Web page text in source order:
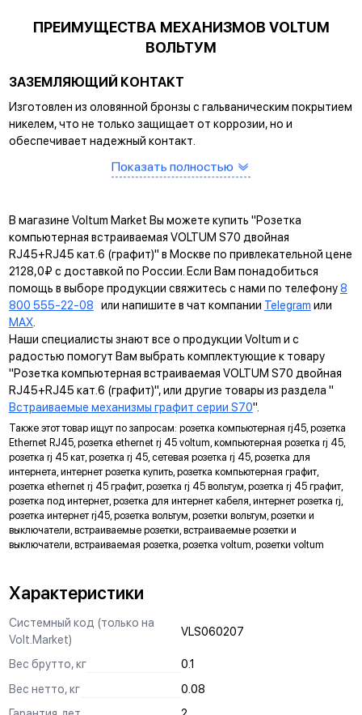
ПРЕИМУЩЕСТВА МЕХАНИЗМОВ VOLTUM
ВОЛЬТУМ
ЗАЗЕМЛЯЮЩИЙ КОНТАКТ
Изготовлен из оловянной бронзы с гальваническим покрытием
никелем, что не только защищает от коррозии, но и
обеспечивает надежный контакт.
САМОЗАЖИМНЫЕ КЛЕММЫ
КРЕПЛЕНИЕ EASY CLICK
Обеспечивает быстрое и легкое соединение механизма с
рамкой. Восемь фиксаторов по периметру нивелируют
неровности стены и надежно удерживают конструкцию.
УНИВЕРСАЛЬНЫЙ МОНТАЖ
Суппорт поддерживает установку механизма в
многопостовые рамки как по горизонтали, так и по вертикали.
ДИАГОНАЛЬНЫЕ ОТВЕРСТИЯ СУППОРТА
Предназначены для удобного крепления механизмов в
нестандартных условиях, не требующих применения
подрозетников.
МАРКИРОВКА
Метка для точного определения длины зачистки изоляции
проводов, упрощающая и ускоряющая процесс монтажа.
АНКЕРНОЕ КРЕПЛЕНИЕ
монтажу и не выпадая из свободного положения.
ЗАЩИТА
Механизм выполнен с учетом защиты проводов от
повреждений при установке, обеспечивая безопасную
эксплуатацию и исключая вероятность замыкания на детали
корпуса.
Показать полностью
В магазине Voltum Market Вы можете купить "Розетка
компьютерная встраиваемая VOLTUM S70 двойная
RJ45+RJ45 кат.6 (графит)" в Москве по привлекательной цене
2128,0₽ с доставкой по России. Если Вам понадобиться
помощь в выборе продукции свяжитесь с нами по телефону8
800 555-22-08 или напишите в чат компании Telegram или
MAX.
Наши специалисты знают все о продукции Voltum и с
радостью помогут Вам выбрать комплектующие к товару
"Розетка компьютерная встраиваемая VOLTUM S70 двойная
RJ45+RJ45 кат.6 (графит)", или другие товары из раздела "
Встраиваемые механизмы графит серии S70".
Также этот товар ищут по запросам: розетка компьютерная rj45, розетка
Ethernet RJ45, розетка ethernet rj 45 voltum, компьютерная розетка rj 45,
розетка rj 45 кат, розетка rj 45, сетевая розетка rj 45, розетка для
интернета, интернет розетка купить, розетка компьютерная графит,
розетка ethernet rj 45 графит, розетка rj 45 вольтум, розетка rj 45 графит,
розетка под интернет, розетка для интернет кабеля, интернет розетка rj,
розетка интернет rj45, розетка вольтум, розетки вольтум, розетки и
выключатели, встраиваемые розетки, встраиваемые розетки и
выключатели, встраиваемая розетка, розетка voltum, розетки voltum
Характеристики
Системный код (только на
Volt.Market)
VLS060207
Вес брутто, кг
0.1
Вес нетто, кг
0.08